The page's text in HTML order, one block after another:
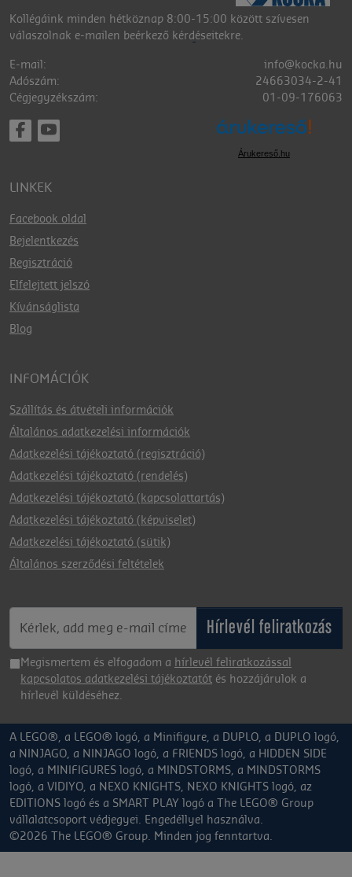
Kollégáink minden hétköznap 8:00-15:00 között szívesen
válaszolnak e-mailen beérkező kérdéseitekre.
E-mail:
info@kocka.hu
Adószám:
24663034-2-41
Cégjegyzékszám:
01-09-176063
Árukereső.hu
LINKEK
Facebook oldal
Bejelentkezés
Regisztráció
Elfelejtett jelszó
Kívánságlista
Blog
INFOMÁCIÓK
Szállítás és átvételi információk
Általános adatkezelési információk
Adatkezelési tájékoztató (regisztráció)
Adatkezelési tájékoztató (rendelés)
Adatkezelési tájékoztató (kapcsolattartás)
Adatkezelési tájékoztató (képviselet)
Adatkezelési tájékoztató (sütik)
Általános szerződési feltételek
Hírlevél feliratkozás
Megismertem és elfogadom a hírlevél feliratkozással
kapcsolatos adatkezelési tájékoztatót és hozzájárulok a
hírlevél küldéséhez.
A LEGO®, a LEGO® logó, a Minifigure, a DUPLO, a DUPLO logó,
a NINJAGO, a NINJAGO logó, a FRIENDS logó, a HIDDEN SIDE
logó, a MINIFIGURES logó, a MINDSTORMS, a MINDSTORMS
logó, a VIDIYO, a NEXO KNIGHTS, NEXO KNIGHTS logó, az
EDITIONS logó és a SMART PLAY logó a The LEGO® Group
vállalatcsoport védjegyei. Engedéllyel használva.
©2026 The LEGO® Group. Minden jog fenntartva.